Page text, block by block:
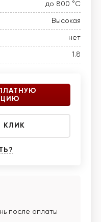
до 800 °C
Высокая
нет
1.8
КЛИК
после оплаты